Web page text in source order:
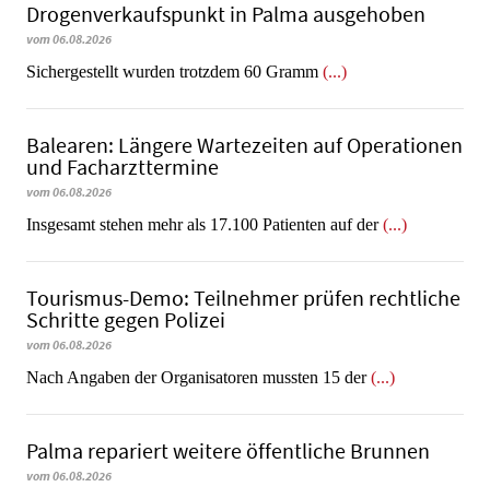
Dro­gen­ver­kaufs­punkt in Palma ausgehoben
vom 06.08.2026
​​​​​​​Sichergestellt wurden trotzdem 60 Gramm (...)
Balearen: Längere Wartezeiten auf Operationen
und Facharzttermine
vom 06.08.2026
Insgesamt stehen mehr als 17.100 Patienten auf der(...)
Tourismus-Demo: Teilnehmer prüfen rechtliche
Schritte gegen Polizei
vom 06.08.2026
Nach Angaben der Organisatoren mussten 15 der(...)
Palma repariert weitere öffentliche Brunnen
vom 06.08.2026